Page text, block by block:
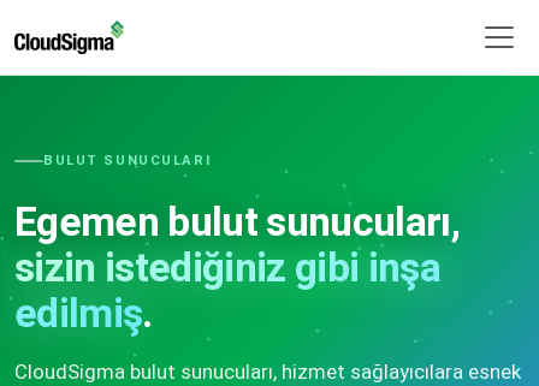
BULUT SUNUCULARI
Egemen bulut sunucuları,
sizin istediğiniz gibi inşa
edilmiş.
CloudSigma bulut sunucuları, hizmet sağlayıcılara esnek